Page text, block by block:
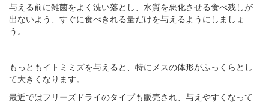
与える前に雑菌をよく洗い落とし、水質を悪化させる食べ残しが
出ないよう、すぐに食べきれる量だけを与えるようにしましょ
う。
もっともイトミミズを与えると、特にメスの体形がふっくらとし
て大きくなります。
最近ではフリーズドライのタイプも販売され、与えやすくなって